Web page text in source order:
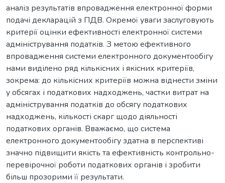
аналіз результатів впровадження електронної форми
подачі декларацій з ПДВ. Окремої уваги заслуговують
критерії оцінки ефективності електронної системи
адміністрування податків. З метою ефективного
впровадження системи електронного документообігу
нами виділено ряд кількісних і якісних критеріїв,
зокрема: до кількісних критеріїв можна віднести зміни
у обсягах і податкових надходжень, частки витрат на
адміністрування податків до обсягу податкових
надходжень, кількості скарг щодо діяльності
податкових органів. Вважаємо, що система
електронного документообігу здатна в перспективі
значно підвищити якість та ефективність контрольно-
перевірочної роботи податкових органів і зробити
більш прозорими її результати.